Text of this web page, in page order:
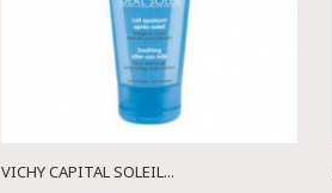
VICHY CAPITAL SOLEIL...